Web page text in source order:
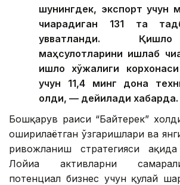
шунингдек, экспорт учун
чиқарадиган 131 та
қувватланди.
маҳсулотларини ишлаб
қишлоқ хўжалиги
учун 11,4 минг дона
олди, — дейилади хабарда.
Бошқарув раиси “Байтерек”
оширилаётган ўзгаришлари ва
ривожланиш стратегияси
Лойиҳа активларни
потенциал бизнес учун қулай